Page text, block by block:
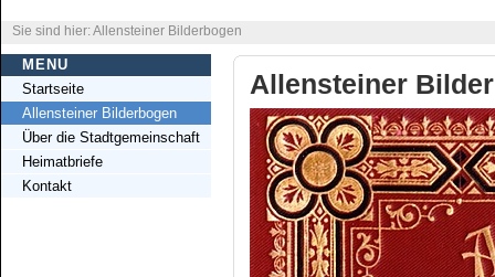
Sie sind hier: Allensteiner Bilderbogen
MENU
Startseite
Allensteiner Bilderbogen
Über die Stadtgemeinschaft
Heimatbriefe
Kontakt
Allensteiner